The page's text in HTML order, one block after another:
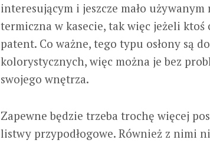
interesującym i jeszcze mało
termiczna w kasecie, tak więc jeżeli
patent. Co ważne, tego typu osłony są
kolorystycznych, więc można je bez
swojego wnętrza.
Zapewne będzie trzeba trochę więcej
listwy przypodłogowe. Również z nimi